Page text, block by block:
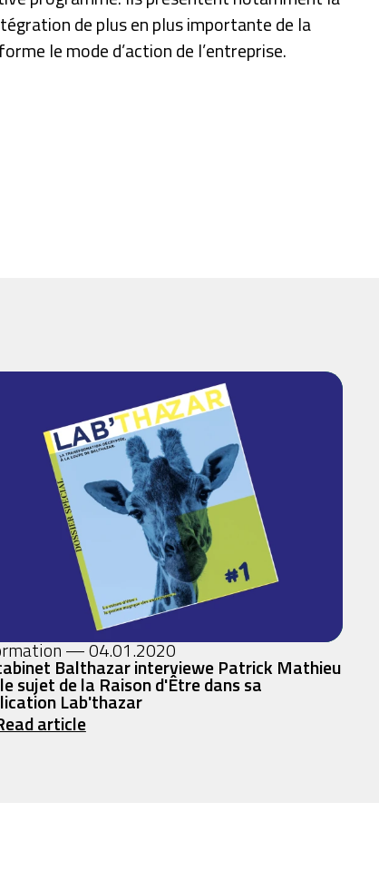
de plus en plus importante de la
le mode d’action de l’entreprise.
— 04.01.2020
Balthazar interviewe Patrick Mathieu
sujet de la Raison d'Être dans sa
Lab'thazar
article